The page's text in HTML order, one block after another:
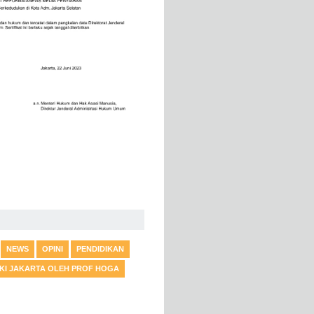
NEWS OPINI PENDIDIKAN
JAKARTA OLEH PROF HOGA